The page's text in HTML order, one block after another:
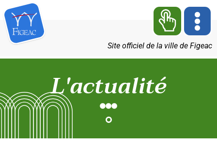
Site officiel de la ville de Figeac
L'actualité